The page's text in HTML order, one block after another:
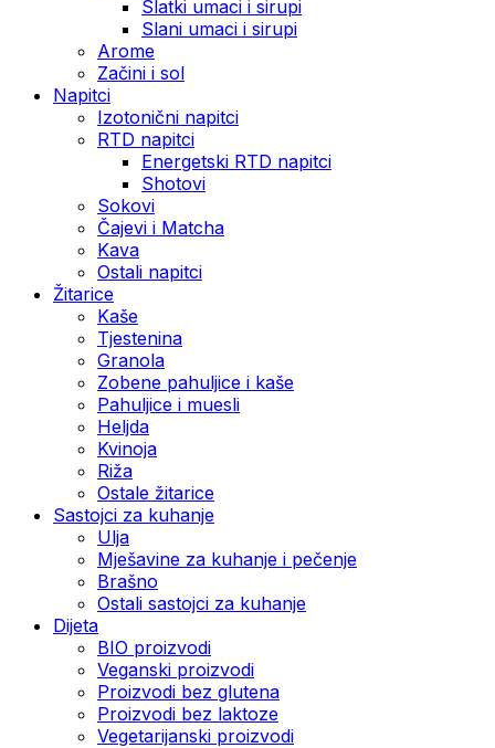
Slatki umaci i sirupi
Slani umaci i sirupi
Arome
Začini i sol
Napitci
Izotonični napitci
RTD napitci
Energetski RTD napitci
Shotovi
Sokovi
Čajevi i Matcha
Kava
Ostali napitci
Žitarice
Kaše
Tjestenina
Granola
Zobene pahuljice i kaše
Pahuljice i muesli
Heljda
Kvinoja
Riža
Ostale žitarice
Sastojci za kuhanje
Ulja
Mješavine za kuhanje i pečenje
Brašno
Ostali sastojci za kuhanje
Dijeta
BIO proizvodi
Veganski proizvodi
Proizvodi bez glutena
Proizvodi bez laktoze
Vegetarijanski proizvodi